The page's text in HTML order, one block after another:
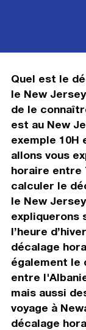
Quel est le
le New
de le
est au New
exemple 10H
allons vous
horaire entre
calculer le
le New
expliquerons
l’heure
décalage
également le
entre
mais aussi
voyage à
décalage